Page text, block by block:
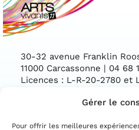
Gérer le
Pour offrir les meilleures
30-32 avenue Franklin
11000 Carcassonne | 04 68
Licences : L-R-20-2780 et